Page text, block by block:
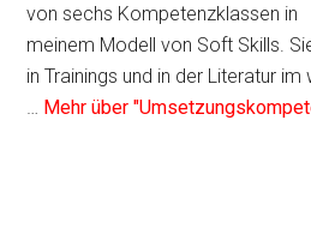
Soft
Skills
Würfel
von
von sechs Kompetenzklassen in
meinem Modell von Soft Skills.
in Trainings und in der Literatur
… Mehr über